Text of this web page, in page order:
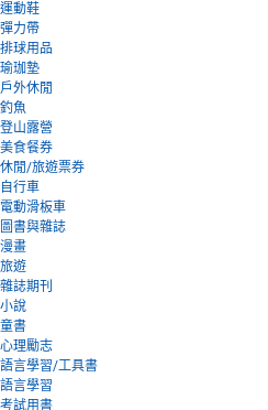
運動鞋
彈力帶
排球用品
瑜珈墊
戶外休閒
釣魚
登山露營
美食餐券
休閒/旅遊票券
自行車
電動滑板車
圖書與雜誌
漫畫
旅遊
雜誌期刊
小說
童書
心理勵志
語言學習/工具書
語言學習
考試用書